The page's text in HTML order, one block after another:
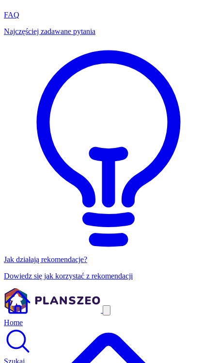
FAQ
Najczęściej zadawane pytania
Jak działają rekomendacje?
Dowiedz się jak korzystać z rekomendacji
Home
Szukaj